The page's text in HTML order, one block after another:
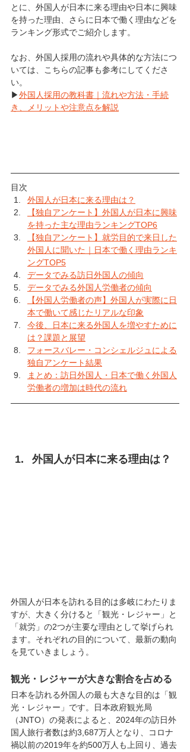
とに、外国人が日本に来る理由や日本に興味
を持った理由、さらに日本で働く理由などを
ランキング形式でご紹介します。
なお、外国人採用の流れや具体的な方法につ
いては、こちらの記事も参考にしてくださ
い。
▶外国人採用の教科書｜流れや方法・手続
き、メリットや注意点を解説
目次
外国人が日本に来る理由は？
【独自アンケート】外国人が日本に興味
を持った主な理由ランキングTOP6
【独自アンケート】就労目的で来日した
外国人に聞いた｜日本で働く理由ランキ
ングTOP5
データでみる訪日外国人の傾向
データでみる外国人労働者の傾向
【外国人労働者の声】外国人が実際に日
本で働いて感じたリアルな印象
今後、日本に来る外国人を増やすために
は？課題と展望
フォースバレー・コンシェルジュによる
独自アンケート結果
まとめ：訪日外国人・日本で働く外国人
労働者の増加は時代の流れ
外国人が日本に来る理由は？
外国人が日本を訪れる目的は多岐にわたりま
すが、大きく分けると「観光・レジャー」と
「就労」の2つが主要な理由として挙げられ
ます。それぞれの目的について、最新の動向
を見ていきましょう。
観光・レジャーが大きな割合を占める
日本を訪れる外国人の最も大きな目的は「観
光・レジャー」です。日本政府観光局
（JNTO）の発表によると、2024年の訪日外
国人旅行者数は約3,687万人となり、コロナ
禍以前の2019年を約500万人も上回り、過去